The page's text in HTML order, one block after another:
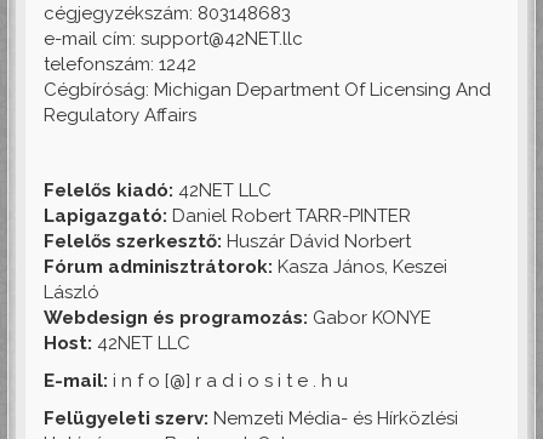
cégjegyzékszám: 803148683
e-mail cím: support@42NET.llc
telefonszám: 1242
Cégbíróság: Michigan Department Of Licensing And
Regulatory Affairs
Felelős kiadó: 42NET LLC
Lapigazgató: Daniel Robert TARR-PINTER
Felelős szerkesztő: Huszár Dávid Norbert
Fórum adminisztrátorok: Kasza János, Keszei
László
Webdesign és programozás: Gabor KONYE
Host: 42NET LLC
E-mail: i n f o [@] r a d i o s i t e . h u
Felügyeleti szerv: Nemzeti Média- és Hírközlési